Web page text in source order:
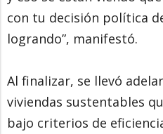
con tu decisión política
logrando”, manifestó.
Al finalizar, se llevó
viviendas sustentables
bajo criterios de